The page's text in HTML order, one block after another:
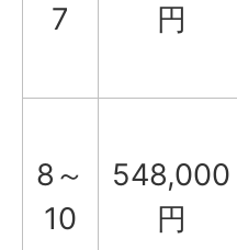
7
円
8～
10
548,000
円